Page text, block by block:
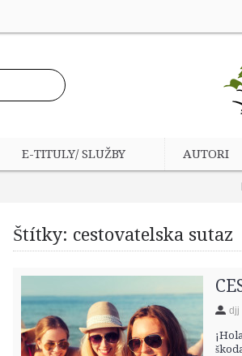
E-TITULY/ SLUŽBY AUTORI
Štítky: cestovatelska sutaz
djj